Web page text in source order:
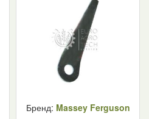
Бренд: Massey Ferguson